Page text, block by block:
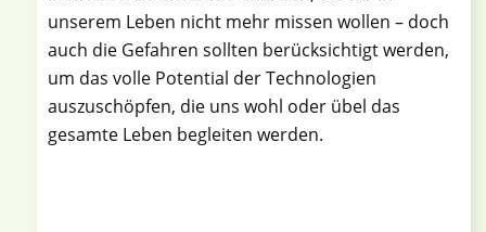
unserem Leben nicht mehr missen wollen – doch
auch die Gefahren sollten berücksichtigt werden,
um das volle Potential der Technologien
auszuschöpfen, die uns wohl oder übel das
gesamte Leben begleiten werden.